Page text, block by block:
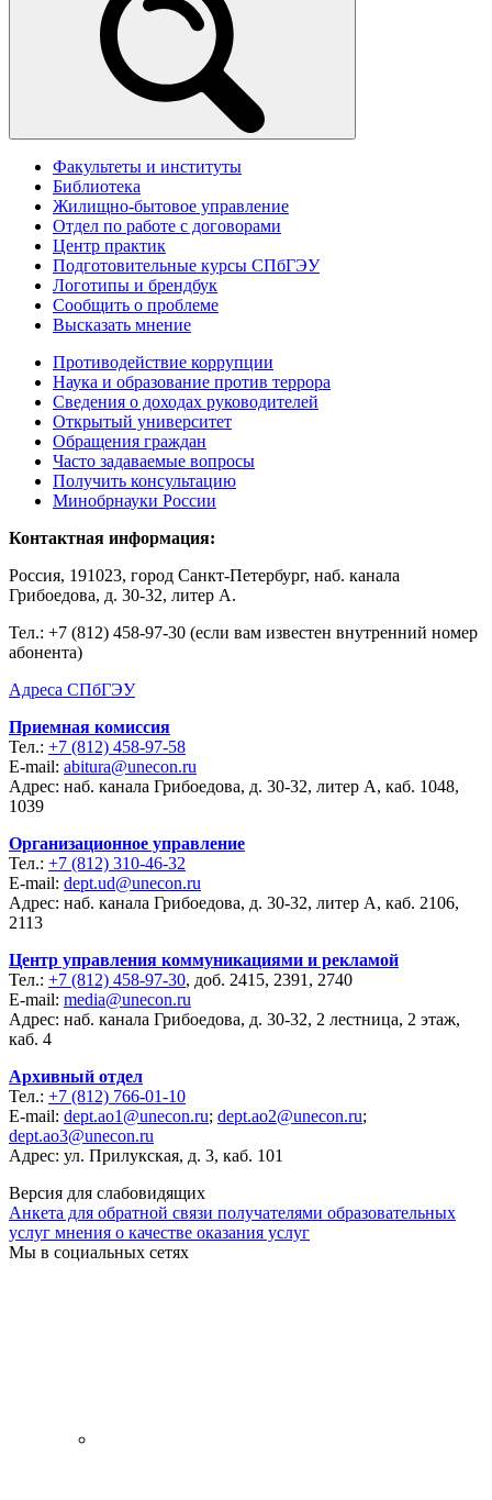
Факультеты и институты
Библиотека
Жилищно-бытовое управление
Отдел по работе с договорами
Центр практик
Подготовительные курсы СПбГЭУ
Логотипы и брендбук
Сообщить о проблеме
Высказать мнение
Противодействие коррупции
Наука и образование против террора
Сведения о доходах руководителей
Открытый университет
Обращения граждан
Часто задаваемые вопросы
Получить консультацию
Минобрнауки России
Контактная информация:
Россия, 191023, город Санкт-Петербург, наб. канала
Грибоедова, д. 30-32, литер А.
Тел.: +7 (812) 458-97-30 (если вам известен внутренний номер
абонента)
Адреса СПбГЭУ
Приемная комиссия
Тел.: +7 (812) 458-97-58
E-mail: abitura@unecon.ru
Адрес: наб. канала Грибоедова, д. 30-32, литер А, каб. 1048,
1039
Организационное управление
Тел.: +7 (812) 310-46-32
E-mail: dept.ud@unecon.ru
Адрес: наб. канала Грибоедова, д. 30-32, литер А, каб. 2106,
2113
Центр управления коммуникациями и рекламой
Тел.: +7 (812) 458-97-30, доб. 2415, 2391, 2740
E-mail: media@unecon.ru
Адрес: наб. канала Грибоедова, д. 30-32, 2 лестница, 2 этаж,
каб. 4
Архивный отдел
Тел.: +7 (812) 766-01-10
E-mail: dept.ao1@unecon.ru; dept.ao2@unecon.ru;
dept.ao3@unecon.ru
Адрес: ул. Прилукская, д. 3, каб. 101
Версия для слабовидящих
Анкета для обратной связи получателями образовательных
услуг мнения о качестве оказания услуг
Мы в социальных сетях